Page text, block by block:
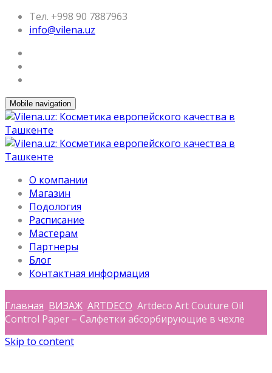
Тел. +998 90 7887963
info@vilena.uz
Mobile navigation
О компании
Магазин
Подология
Расписание
Мастерам
Партнеры
Блог
Контактная информация
Главная ВИЗАЖ ARTDECO Artdeco Art Couture Oil
Control Paper – Салфетки абсорбирующие в чехле
Skip to content